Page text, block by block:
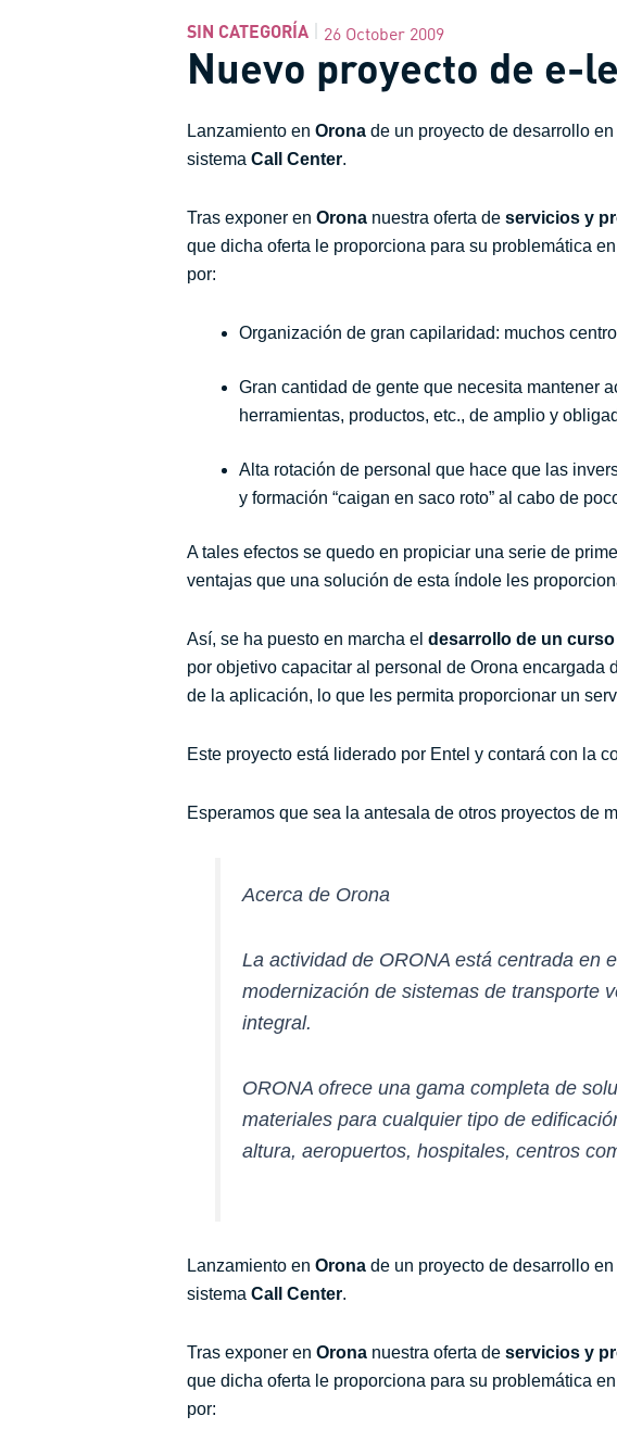
SIN CATEGORÍA 26 October 2009
Nuevo proyecto de e-
Lanzamiento en Orona de un proyecto de desarrollo
sistema Call Center.
Tras exponer en Orona nuestra oferta de servicios y
que dicha oferta le proporciona para su problemática
por:
Organización de gran capilaridad: muchos
Gran cantidad de gente que necesita mantener
herramientas, productos, etc., de amplio y
Alta rotación de personal que hace que las
y formación “caigan en saco roto” al cabo de
A tales efectos se quedo en propiciar una serie de
ventajas que una solución de esta índole les
Así, se ha puesto en marcha el desarrollo de un
por objetivo capacitar al personal de Orona
de la aplicación, lo que les permita proporcionar un
Este proyecto está liderado por Entel y contará con la
Esperamos que sea la antesala de otros proyectos de
Acerca de Orona
La actividad de ORONA está centrada en
modernización de sistemas de transporte
integral.
ORONA ofrece una gama completa de
materiales para cualquier tipo de
altura, aeropuertos, hospitales, centros
Lanzamiento en Orona de un proyecto de desarrollo
sistema Call Center.
Tras exponer en Orona nuestra oferta de servicios y
que dicha oferta le proporciona para su problemática
por: